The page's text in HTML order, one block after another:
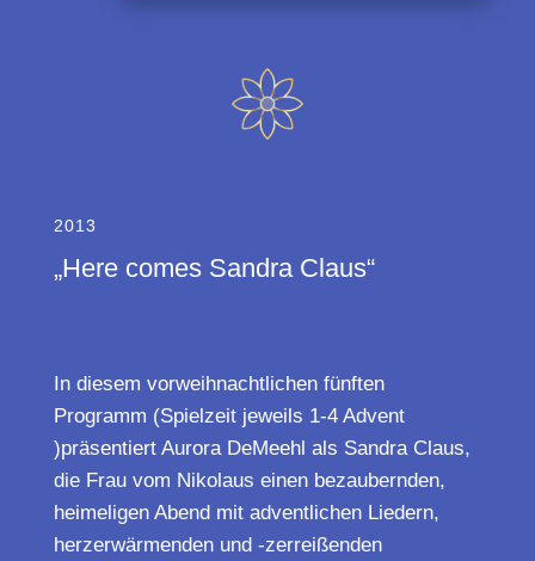
2013
„Here comes Sandra Claus“
In diesem vorweihnachtlichen fünften
Programm (Spielzeit jeweils 1-4 Advent
)präsentiert Aurora DeMeehl als Sandra Claus,
die Frau vom Nikolaus einen bezaubernden,
heimeligen Abend mit adventlichen Liedern,
herzerwärmenden und -zerreißenden